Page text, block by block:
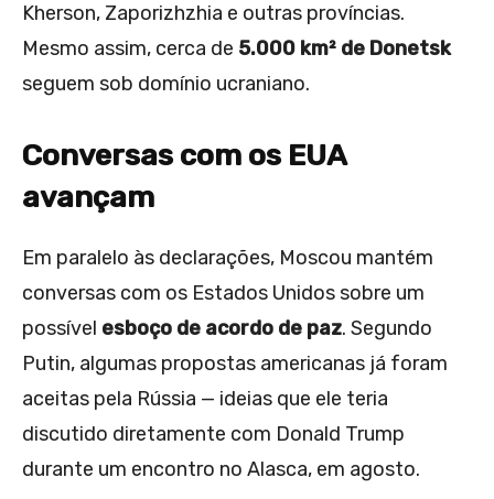
Kherson, Zaporizhzhia e outras províncias.
Mesmo assim, cerca de 5.000 km² de Donetsk
seguem sob domínio ucraniano.
Conversas com os EUA
avançam
Em paralelo às declarações, Moscou mantém
conversas com os Estados Unidos sobre um
possível esboço de acordo de paz. Segundo
Putin, algumas propostas americanas já foram
aceitas pela Rússia — ideias que ele teria
discutido diretamente com Donald Trump
durante um encontro no Alasca, em agosto.